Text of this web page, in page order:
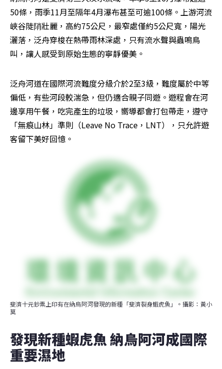
50條，雨季11月至隔年4月瀑布甚至可逾100條。上游河流
峽谷陡陗壯麗，高約75公尺，最窄處僅約5公尺寬，陽光
灑落，泛舟穿梭在熱帶雨林深處，只有流水聲與蟲鳴鳥
叫，讓人感受到原始生態的寧靜優美。
泛舟河道在國際河流難度分級介於2至3級，難度屬於中等
偏低，有些河段較湍急，但仍適合親子同遊。遊程會在河
邊享用午餐，吃完產生的垃圾，嚮導都會打包帶走，遵守
「無痕山林」準則（Leave No Trace，LNT），只允許遊
客留下美好回憶。
斐濟十元鈔票上印有在納烏阿河發現的新種「斐濟裂身鰕虎魚」。攝影：黃小
莫
發現新種蝦虎魚 納烏阿河成國際
重要濕地